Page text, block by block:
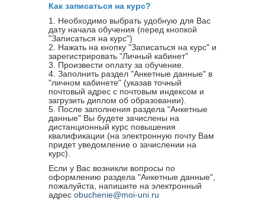
Как записаться на курс?
1. Необходимо выбрать удобную для Вас
дату начала обучения (перед кнопкой
"Записаться на курс")
2. Нажать на кнопку "Записаться на курс" и
зарегистрировать "Личный кабинет"
3. Произвести оплату за обучение.
4. Заполнить раздел "Анкетные данные" в
"личном кабинете" (указав точный
почтовый адрес с почтовым индексом и
загрузить диплом об образовании).
5. После заполнения раздела "Анкетные
данные" Вы будете зачислены на
дистанционный курс повышения
квалификации (на электронную почту Вам
придет уведомление о зачислении на
курс).
Если у Вас возникли вопросы по
оформлению раздела "Анкетные данные",
пожалуйста, напишите на электронный
адрес obuchenie@moi-uni.ru